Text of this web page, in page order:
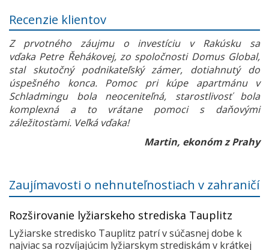
Recenzie klientov
Z prvotného záujmu o investíciu v Rakúsku sa
vďaka Petre Řehákovej, zo spoločnosti Domus Global,
stal skutočný podnikateľský zámer, dotiahnutý do
úspešného konca. Pomoc pri kúpe apartmánu v
Schladmingu bola neoceniteľná, starostlivosť bola
komplexná a to vrátane pomoci s daňovými
záležitosťami. Veľká vďaka!
Martin, ekonóm z Prahy
Zaujímavosti o nehnuteľnostiach v zahraničí
Rozširovanie lyžiarskeho strediska Tauplitz
Lyžiarske stredisko Tauplitz patrí v súčasnej dobe k
najviac sa rozvíjajúcim lyžiarskym strediskám v krátkej